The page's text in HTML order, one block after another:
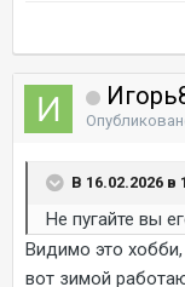
В 16.02.2026 в
Не пугайте вы
Видимо это
вот зимой